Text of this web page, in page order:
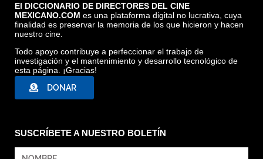
El DICCIONARIO DE DIRECTORES DEL CINE
MEXICANO.COM es una plataforma digital no lucrativa, cuya
finalidad es preservar la memoria de los que hicieron y hacen
nuestro cine.
Todo apoyo contribuye a perfeccionar el trabajo de
investigación y el mantenimiento y desarrollo tecnológico de
esta página. ¡Gracias!
DONAR
SUSCRÍBETE A NUESTRO BOLETÍN